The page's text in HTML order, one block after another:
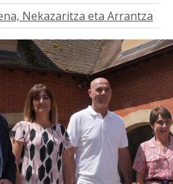
Nekazaritza eta Arrantza